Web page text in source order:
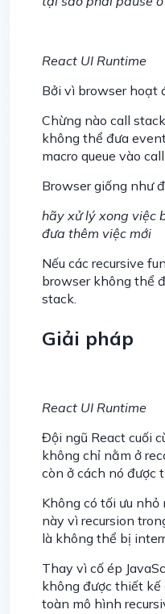
React UI Runtime
Bởi vì browser hoạt
Chừng nào call
không thể đưa
macro queue vào
Browser giống như
hãy xử lý xong việc
đưa thêm việc mới
Nếu các recursive
browser không thể
stack.
Giải pháp
React UI Runtime
Đội ngũ React cuối
không chỉ nằm ở
còn ở cách nó được
Không có tối ưu
này vì recursion
là không thể bị
Thay vì cố ép
không được thiết kế
toàn mô hình